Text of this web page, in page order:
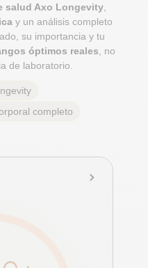
salud Axo Longevity
y un análisis completo
su importancia y tu
óptimos reales , no
de laboratorio.
completo